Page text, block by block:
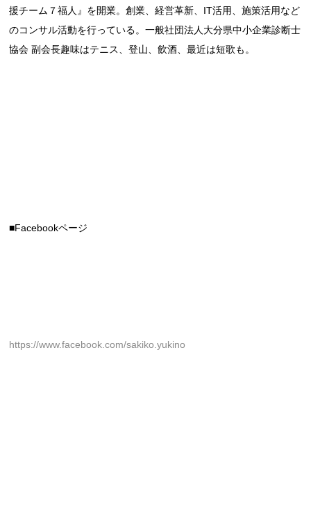
援チーム７福人』を開業。創業、経営革新、IT活用、施策活用など
のコンサル活動を行っている。一般社団法人大分県中小企業診断士
協会 副会長趣味はテニス、登山、飲酒、最近は短歌も。
■Facebookページ
https://www.facebook.com/sakiko.yukino